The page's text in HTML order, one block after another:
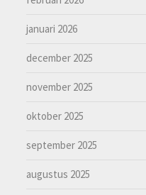
januari 2026
december 2025
november 2025
oktober 2025
september 2025
augustus 2025